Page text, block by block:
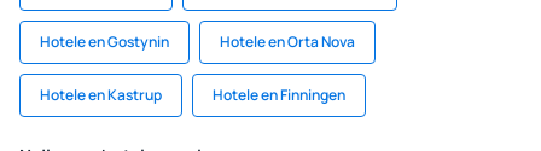
Hotele en Gostynin Hotele en Orta Nova
Hotele en Kastrup Hotele en Finningen